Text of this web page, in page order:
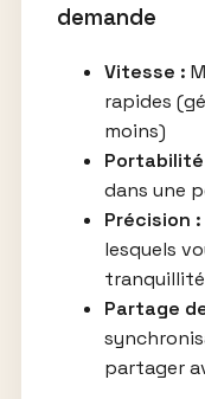
demande
Vitesse :
rapides
moins)
dans une
Précision :
lesquels
Partage
partager